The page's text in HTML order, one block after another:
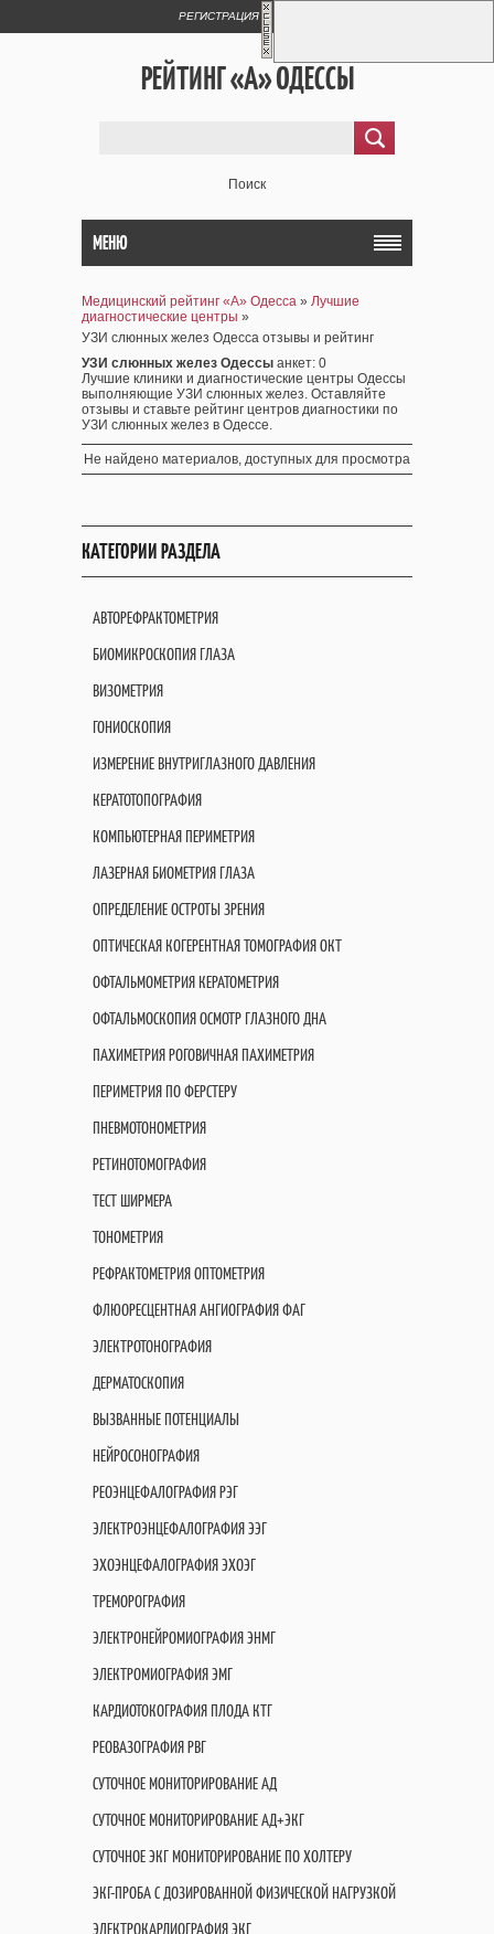
РЕГИСТРАЦИЯ
РЕЙТИНГ «А» ОДЕССЫ
Поиск
МЕНЮ
Медицинский рейтинг «А» Одесса » Лучшие
диагностические центры »
УЗИ слюнных желез Одесса отзывы и рейтинг
УЗИ слюнных желез Одессы анкет: 0
Лучшие клиники и диагностические центры Одессы
выполняющие УЗИ слюнных желез. Оставляйте
отзывы и ставьте рейтинг центров диагностики по
УЗИ слюнных желез в Одессе.
Не найдено материалов, доступных для просмотра
КАТЕГОРИИ РАЗДЕЛА
АВТОРЕФРАКТОМЕТРИЯ
БИОМИКРОСКОПИЯ ГЛАЗА
ВИЗОМЕТРИЯ
ГОНИОСКОПИЯ
ИЗМЕРЕНИЕ ВНУТРИГЛАЗНОГО ДАВЛЕНИЯ
КЕРАТОТОПОГРАФИЯ
КОМПЬЮТЕРНАЯ ПЕРИМЕТРИЯ
ЛАЗЕРНАЯ БИОМЕТРИЯ ГЛАЗА
ОПРЕДЕЛЕНИЕ ОСТРОТЫ ЗРЕНИЯ
ОПТИЧЕСКАЯ КОГЕРЕНТНАЯ ТОМОГРАФИЯ OКT
ОФТАЛЬМОМЕТРИЯ КЕРАТОМЕТРИЯ
ОФТАЛЬМОСКОПИЯ ОСМОТР ГЛАЗНОГО ДНА
ПАХИМЕТРИЯ РОГОВИЧНАЯ ПАХИМЕТРИЯ
ПЕРИМЕТРИЯ ПО ФЕРСТЕРУ
ПНЕВМОТОНОМЕТРИЯ
РЕТИНОТОМОГРАФИЯ
ТЕСТ ШИРМЕРА
ТОНОМЕТРИЯ
РЕФРАКТОМЕТРИЯ ОПТОМЕТРИЯ
ФЛЮОРЕСЦЕНТНАЯ АНГИОГРАФИЯ ФАГ
ЭЛЕКТРОТОНОГРАФИЯ
ДЕРМАТОСКОПИЯ
ВЫЗВАННЫЕ ПОТЕНЦИАЛЫ
НЕЙРОСОНОГРАФИЯ
РЕОЭНЦЕФАЛОГРАФИЯ РЭГ
ЭЛЕКТРОЭНЦЕФАЛОГРАФИЯ ЭЭГ
ЭХОЭНЦЕФАЛОГРАФИЯ ЭХОЭГ
ТРЕМОРОГРАФИЯ
ЭЛЕКТРОНЕЙРОМИОГРАФИЯ ЭНМГ
ЭЛЕКТРОМИОГРАФИЯ ЭМГ
КАРДИОТОКОГРАФИЯ ПЛОДА КТГ
РЕОВАЗОГРАФИЯ РВГ
СУТОЧНОЕ МОНИТОРИРОВАНИЕ АД
СУТОЧНОЕ МОНИТОРИРОВАНИЕ АД+ЭКГ
СУТОЧНОЕ ЭКГ МОНИТОРИРОВАНИЕ ПО ХОЛТЕРУ
ЭКГ-ПРОБА С ДОЗИРОВАННОЙ ФИЗИЧЕСКОЙ НАГРУЗКОЙ
ЭЛЕКТРОКАРДИОГРАФИЯ ЭКГ